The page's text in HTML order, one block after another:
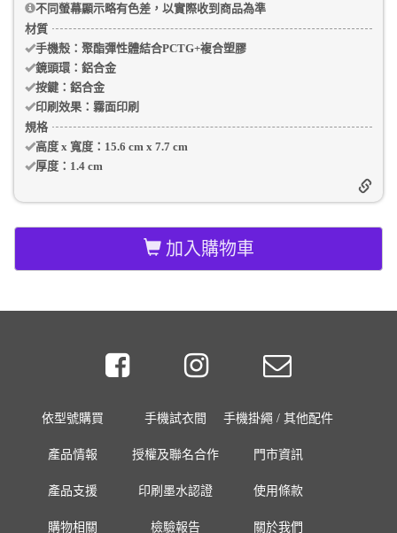
不同螢幕顯示略有色差，以實際收到商品為準
材質
手機殼：聚酯彈性體結合PCTG+複合塑膠
鏡頭環： 鋁合金
按鍵： 鋁合金
印刷效果： 霧面印刷
規格
高度 x 寬度： 15.6 cm x 7.7 cm
厚度： 1.4 cm
加入購物車
依型號購買 手機試衣間 手機掛繩 / 其他配件
產品情報 授權及聯名合作 門市資訊
產品支援 印刷墨水認證 使用條款
購物相關 檢驗報告 關於我們